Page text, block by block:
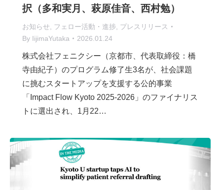
択（多和実月、萩原佳音、西村勉）
お知らせ フェロー活動・進捗
プレスリリース
By IijimaYutaka 2026.01.24
株式会社フェニクシー（京都市、代表取締役：橋
寺由紀子）のプログラム修了生3名が、社会課題
に挑むスタートアップを支援する公的事業
「Impact Flow Kyoto 2025-2026」のファイナリス
トに選出され、1月22…